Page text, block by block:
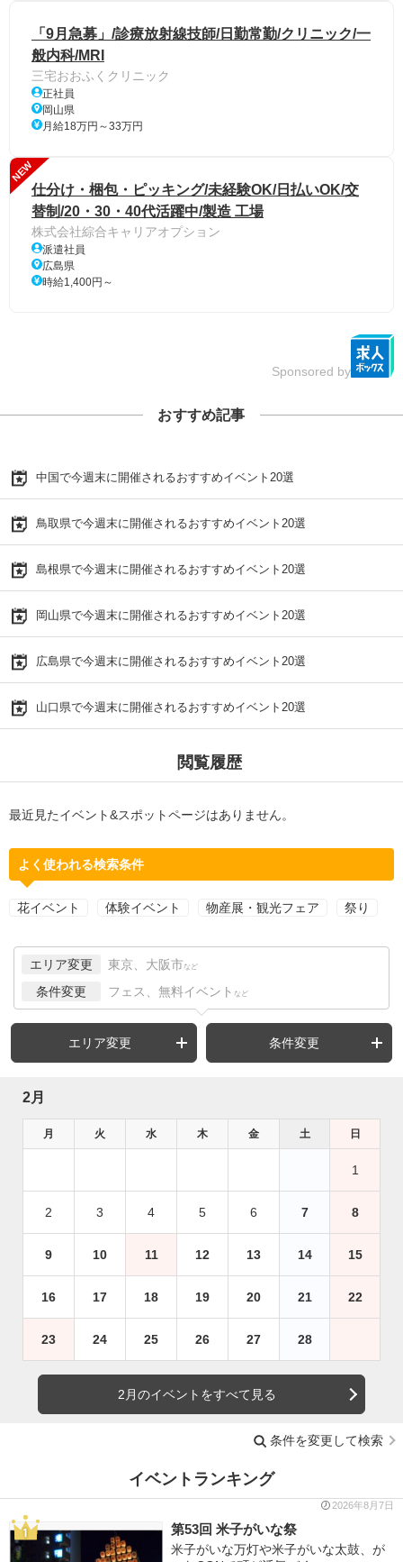
「9月急募」/診療放射線技師/日勤常勤/クリニック/一
般内科/MRI
三宅おおふくクリニック
正社員
岡山県
月給18万円～33万円
NEW
仕分け・梱包・ピッキング/未経験OK/日払いOK/交
替制/20・30・40代活躍中/製造 工場
株式会社綜合キャリアオプション
派遣社員
広島県
時給1,400円～
Sponsored by
おすすめ記事
中国で今週末に開催されるおすすめイベント20選
鳥取県で今週末に開催されるおすすめイベント20選
島根県で今週末に開催されるおすすめイベント20選
岡山県で今週末に開催されるおすすめイベント20選
広島県で今週末に開催されるおすすめイベント20選
山口県で今週末に開催されるおすすめイベント20選
閲覧履歴
最近見たイベント&スポットページはありません。
よく使われる検索条件
花イベント 体験イベント 物産展・観光フェア 祭り
エリア変更 東京、大阪市 など
条件変更 フェス、無料イベント など
エリア変更 条件変更
2月
月 火 水 木 金 土 日
1
2 3 4 5 6 7 8
9 10 11 12 13 14 15
16 17 18 19 20 21 22
23 24 25 26 27 28
2月のイベントをすべて見る
条件を変更して検索
イベントランキング
2026年8月7日
第53回 米子がいな祭
米子がいな万灯や米子がいな太鼓、が